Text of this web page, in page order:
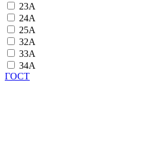
23А
24А
25А
32А
33А
34А
ГОСТ